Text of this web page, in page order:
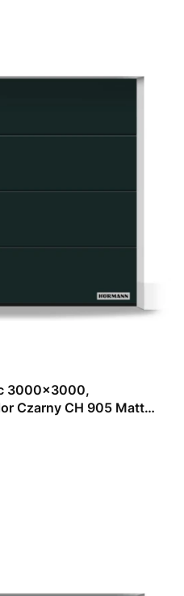
3000x3000,
Czarny CH 905 Matt